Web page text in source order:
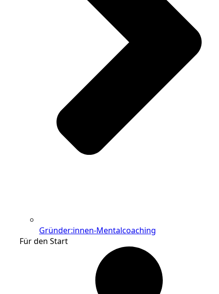
Gründer:innen-Mentalcoaching
Für den Start